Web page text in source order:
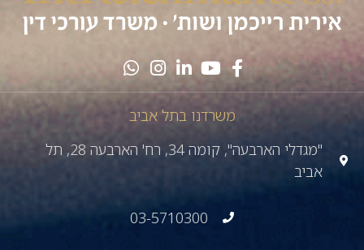
משרדנו בתל אביב
"מגדלי הארבעה", קומה 34, רח' הארבעה 28, תל
אביב
03-5710300